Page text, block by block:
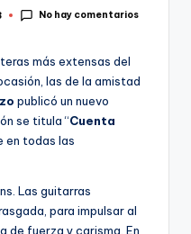
No hay comentarios
más extensas del
las de la amistad
publicó un nuevo
se titula “Cuenta
en todas las
Las guitarras
para impulsar al
de fuerza y carisma. En